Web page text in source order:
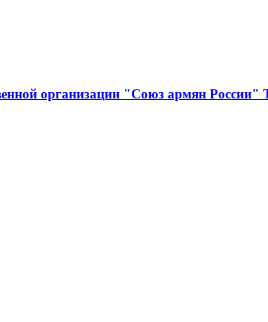
организации "Союз армян России"